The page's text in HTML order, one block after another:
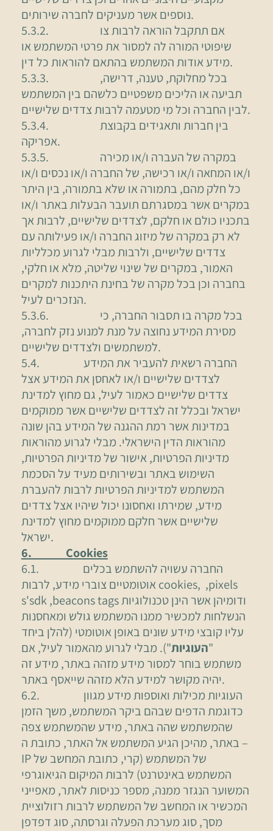
נוספים אשר מעניקים לחברה שירותים.
5.3.2. אם תתקבל הוראה לרבות צו
שיפוטי המורה לה למסור את פרטי המשתמש או
מידע אודות המשתמש בהתאם להוראות כל דין.
5.3.3. בכל מחלוקת, טענה, דרישה,
תביעה או הליכים משפטיים כלשהם בין המשתמש
לבין החברה וכל מי מטעמה לרבות צדדים שלישיים.
5.3.4. בין חברות ותאגידים בקבוצת
אפריקה.
5.3.5. במקרה של העברה ו/או מכירה
ו/או המחאה ו/או רכישה, של החברה ו/או נכסים ו/או
כל חלק מהם, בתמורה או שלא בתמורה, בין היתר
במקרים אשר במסגרתם תועבר הבעלות באתר ו/או
בתכניו כולם או חלקם, לצדדים שלישיים, לרבות אך
לא רק במקרה של מיזוג החברה ו/או פעילותה עם
צדדים שלישיים, ולרבות מבלי לגרוע מכלליות
האמור, במקרים של שינוי שליטה, מלא או חלקי,
בחברה וכן בכל מקרה של בחינת היתכנות למקרים
הנזכרים לעיל.
5.3.6. בכל מקרה בו תסבור החברה, כי
מסירת המידע נחוצה על מנת למנוע נזק לחברה,
למשתמשים ולצדדים שלישיים.
5.4. החברה רשאית להעביר את המידע
לצדדים שלישיים ו/או לאחסן את המידע אצל
צדדים שלישיים כאמור לעיל, גם מחוץ למדינת
ישראל ובכלל זה לצדדים שלישיים אשר ממוקמים
במדינות אשר רמת ההגנה של המידע בהן שונה
מהוראות הדין הישראלי. מבלי לגרוע מהוראות
מדיניות הפרטיות, אישור של מדיניות הפרטיות,
השימוש באתר ובשירותים מעיד על הסכמת
המשתמש למדיניות הפרטיות לרבות להעברת
מידע, שמירתו ואחסונו יכול שיהיו אצל צדדים
שלישיים אשר חלקם ממוקמים מחוץ למדינת
ישראל.
6. Cookies
6.1. החברה עשויה להשתמש בכלים
אוטומטיים צוברי מידע, לרבות cookies, ,pixels
s'sdk ,beacons tags ודומיהן אשר הינן טכנולוגיות
הנשלחות למכשיר ממנו המשתמש גולש ומאחסנות
עליו קובצי מידע שונים באופן אוטומטי (להלן ביחד
"העוגיות"). מבלי לגרוע מהאמור לעיל, אם
משתמש בוחר למסור מידע מזהה באתר, מידע זה
יהיה מקושר למידע הלא מזהה שייאסף באתר.
6.2. העוגיות מכילות ואוספות מידע מגוון
כדוגמת הדפים שבהם ביקר המשתמש, משך הזמן
שהמשתמש שהה באתר, מידע שהמשתמש צפה
באתר, מהיכן הגיע המשתמש אל האתר, כתובת ה –
IP של המשתמש (קרי, כתובת המחשב של
המשתמש באינטרנט) לרבות המיקום הגיאוגרפי
המשוער הנגזר ממנה, מספר כניסות לאתר, מאפייני
המכשיר או המחשב של המשתמש לרבות רזולוציית
מסך, סוג מערכת הפעלה וגרסתה, סוג דפדפן